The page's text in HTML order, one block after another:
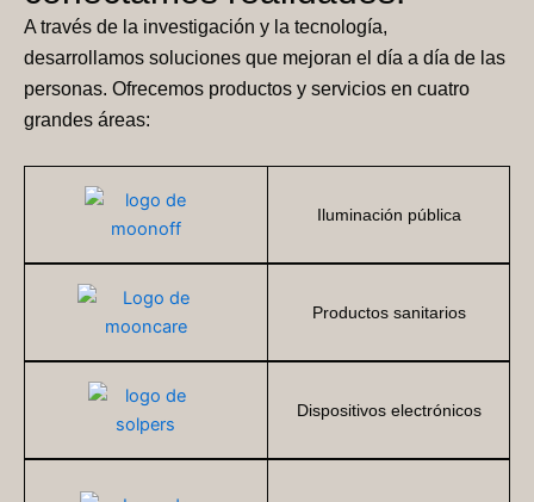
A través de la investigación y la tecnología,
desarrollamos soluciones que mejoran el día a día de las
personas. Ofrecemos productos y servicios en cuatro
grandes áreas:
Iluminación pública
Productos sanitarios
Dispositivos electrónicos